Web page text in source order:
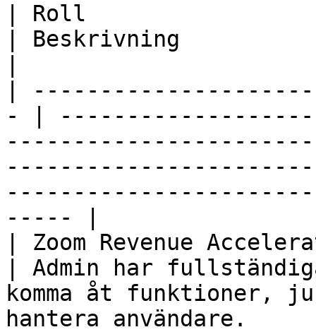
| Roll
| Beskrivning
|
- |
----- |
| Zoom Revenue
| Admin har
komma åt funktioner,
hantera användare.